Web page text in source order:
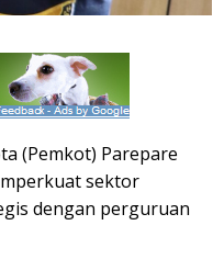
(Pemkot) Parepare
sektor
dengan perguruan